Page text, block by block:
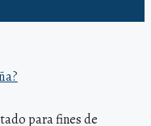
para fines de